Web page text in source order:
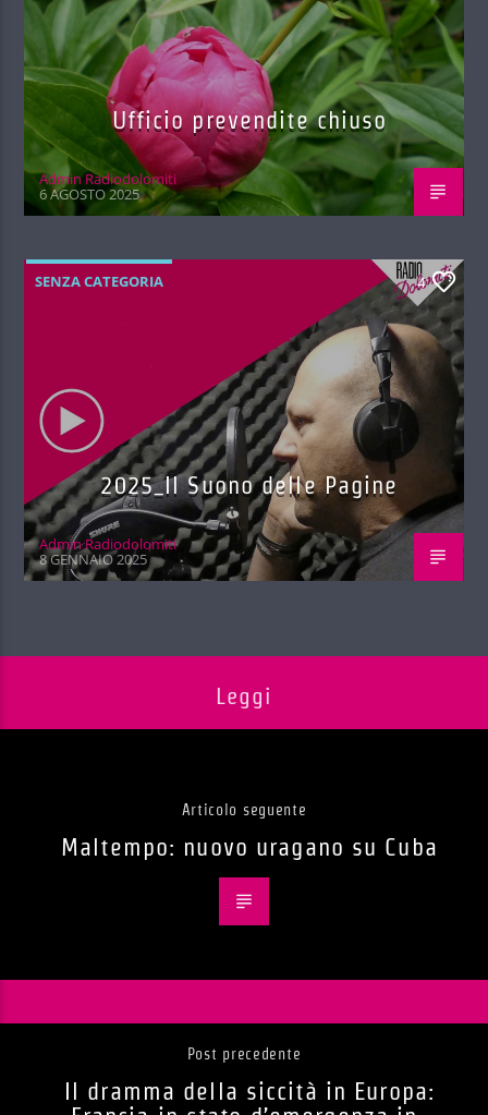
Ufficio prevendite chiuso
Admin Radiodolomiti
6 AGOSTO 2025
SENZA CATEGORIA 4
2025_Il Suono delle Pagine
Admin Radiodolomiti
8 GENNAIO 2025
Leggi
Articolo seguente
Maltempo: nuovo uragano su Cuba
Post precedente
Il dramma della siccità in Europa: